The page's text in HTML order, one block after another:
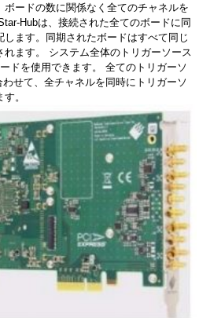
ードの数に関係なく全てのチャネルを
Hubは、接続された全てのボードに同
します。同期されたボードはすべて同じ
ます。 システム全体のトリガーソース
ドを使用できます。 全てのトリガーソ
せて、全チャネルを同時にトリガーソ
。